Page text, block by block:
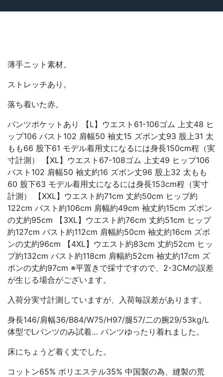
薄手ニット素材。
ストレッチあり。
落ち着いた赤。
パンツポケットあり 【L】ウエスト61-106ゴム 上丈48 ヒ
ップ106 バスト102 肩幅50 袖丈15 ズボン丈93 股上31 太
もも66 股下61 モデル着用丈になるには身長150cm程（実
寸計測） 【XL】ウエスト67-108ゴム 上丈49 ヒップ106
バスト102 肩幅50 袖丈約16 ズボン丈96 股上32 太もも
60 股下63 モデル着用丈になるには身長153cm程（実寸
計測） 【XXL】ウエスト約71cm 丈約50cm ヒップ約
122cm バスト約106cm 肩幅約49cm 袖丈約15cm ズボン
の丈約95cm 【3XL】ウエスト約76cm 丈約51cm ヒップ
約127cm バスト約112cm 肩幅約50cm 袖丈約16cm ズボ
ンの丈約96cm 【4XL】ウエスト約83cm 丈約52cm ヒッ
プ約132cm バスト約118cm 肩幅約52cm 袖丈約17cm ズ
ボンの丈約97cm ※平置きで採寸ですので、2-3CMの誤差
が生じる場合がございます。
入荷分実寸計測していますが、入荷毎誤差があります。
身長146/肩幅36/B84/W75/H97/腿57/二の腕29/53kg/L
体型でLパンツのみ試着… パンツゆったり着れました。
床にちょうど着く丈でした。
コットン65% ポリエステル35% 中国製の為、縫製の荒